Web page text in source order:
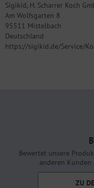
Sigikid, H. Scharrer Koch
Am Wolfsgarten 8
95511 Mistelbach
Deutschland
https://sigikid.de/Service/
Bewertet unsere
anderen
ZU